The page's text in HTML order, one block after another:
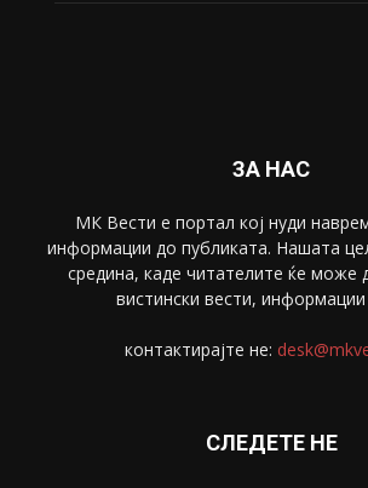
ЗА НАС
МК Вести е портал коj нуди
информации до публиката. Нашата
средина, каде читателите ќе може
вистински вести,
контактирајте не:
СЛЕДЕТЕ НЕ